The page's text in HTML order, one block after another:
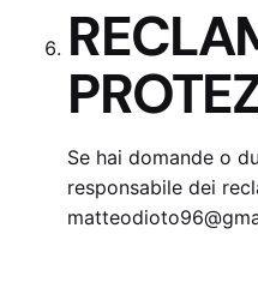
Se hai domande o
responsabile dei